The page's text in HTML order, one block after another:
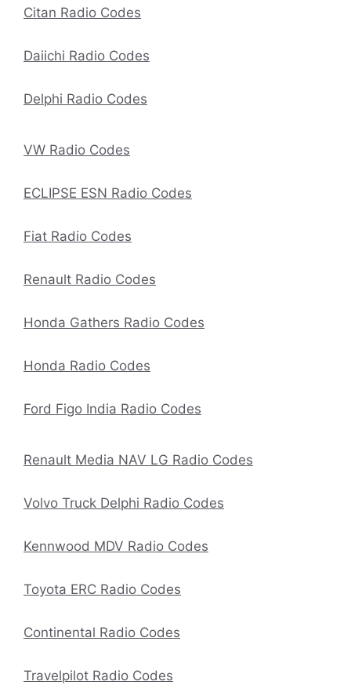
Citan Radio Codes
Daiichi Radio Codes
Delphi Radio Codes
VW Radio Codes
ECLIPSE ESN Radio Codes
Fiat Radio Codes
Renault Radio Codes
Honda Gathers Radio Codes
Honda Radio Codes
Ford Figo India Radio Codes
Renault Media NAV LG Radio Codes
Volvo Truck Delphi Radio Codes
Kennwood MDV Radio Codes
Toyota ERC Radio Codes
Continental Radio Codes
Travelpilot Radio Codes